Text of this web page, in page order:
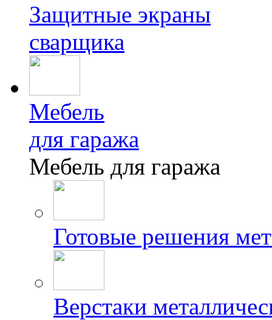
Защитные экраны
сварщика
Мебель
для гаража
Мебель для гаража
Готовые решения
Верстаки